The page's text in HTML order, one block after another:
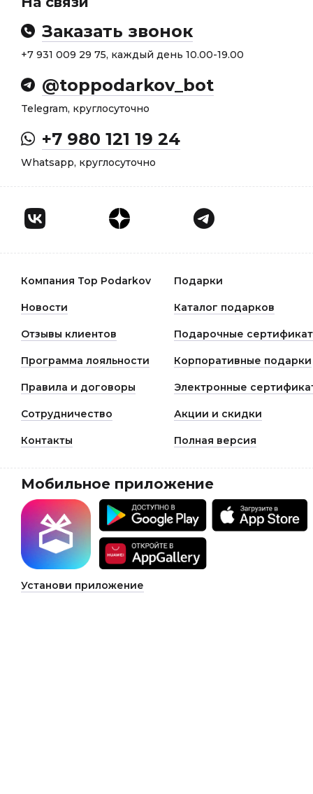
Заказать звонок
+7 931 009 29 75, каждый день 10.00-19.00
@toppodarkov_bot
Telegram, круглосуточно
+7 980 121 19 24
Whatsapp, круглосуточно
Компания Top Podarkov Подарки
Новости Каталог подарков
Отзывы клиентов Подарочные
Программа лояльности Корпоративные подарки
Правила и договоры Электронные
Сотрудничество Акции и скидки
Контакты Полная версия
Мобильное приложение
Установи приложение